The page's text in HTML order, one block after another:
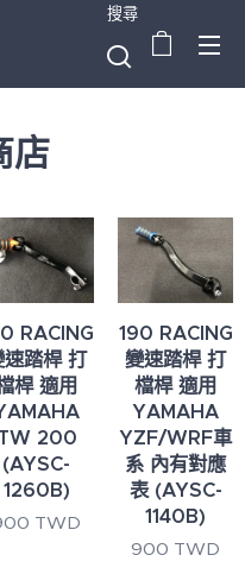
搜尋
店
RACING
速踏桿 打
桿 適用
200
(AYSC-
1260B)
TWD
190 RACING
變速踏桿 打
檔桿 適用
YAMAHA
YZF/WRF車
系 內有對應
表 (AYSC-
1140B)
900 TWD